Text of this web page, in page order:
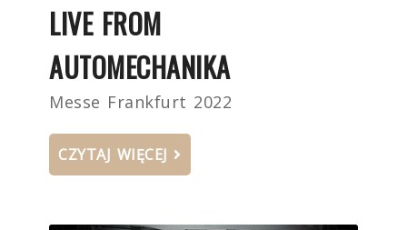
LIVE FROM
AUTOMECHANIKA
Messe Frankfurt 2022
CZYTAJ WIĘCEJ